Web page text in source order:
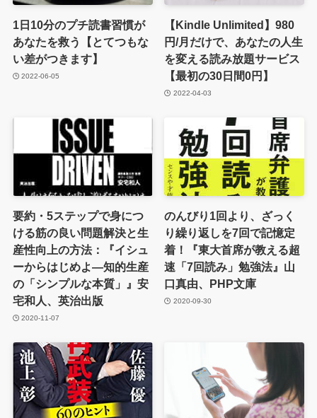
1日10分のプチ読書習慣が
あなたを救う【とてつもな
い差がつきます】
2022-06-05
【Kindle Unlimited】980
円/月だけで、あなたの人生
を変える読み放題サービス
【最初の30日間0円】
2022-04-03
要約・5ステップで身につ
ける筋の良い問題解決と生
産性向上の方法：『イシュ
ーからはじめよ―知的生産
の「シンプルな本質」』安
宅和人、英治出版
2020-11-07
のんびり1回より、ざっく
り繰り返しを7回で記憶定
着！『東大首席が教える超
速「7回読み」勉強法』山
口真由、PHP文庫
2020-09-30